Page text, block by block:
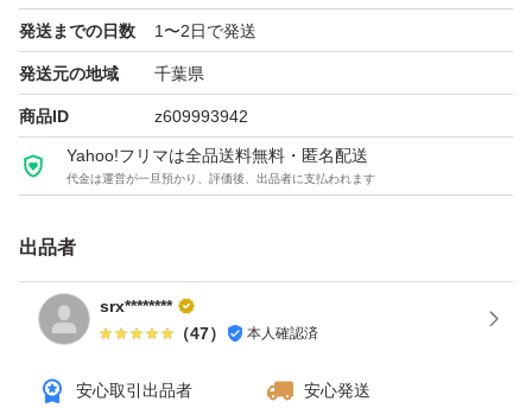
発送までの日数 1〜2日で発送
発送元の地域 千葉県
商品ID z609993942
Yahoo!フリマは全品送料無料・匿名配送
代金は運営が一旦預かり、評価後、出品者に支払われます
出品者
srx********
（47） 本人確認済
安心取引出品者
安心発送